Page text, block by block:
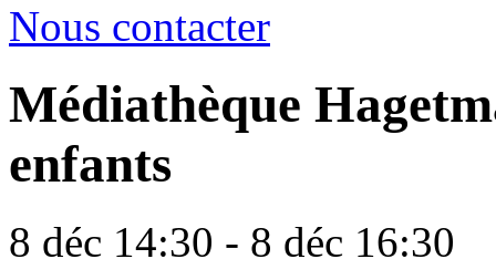
Nous contacter
Médiathèque
enfants
8 déc 14:30 - 8 déc 16:30